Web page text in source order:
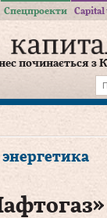
Спецпроекти Capital
починається з
энергетика